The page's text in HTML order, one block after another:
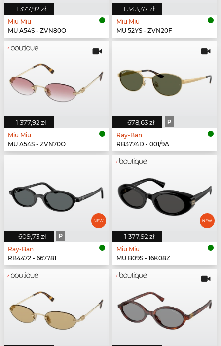
1 377,92 zł
Miu Miu
MU A54S - ZVN80O
1 343,47 zł
Miu Miu
MU 52YS - ZVN20F
1 377,92 zł
Miu Miu
MU A54S - ZVN70O
678,63 zł P
Ray-Ban
RB3774D - 001/9A
609,73 zł P
Ray-Ban
RB4472 - 667781
1 377,92 zł
Miu Miu
MU B09S - 16K08Z